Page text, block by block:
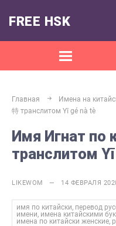
FREE HSK
Главная Имена на
特 транслитом Yī gé nà tè
Имя Игнат по
транслитом
LIKEWOM — 14 ФЕВРАЛЯ
имя по китайски, перевод
имени, имена китайскими
имена по китайски женские,